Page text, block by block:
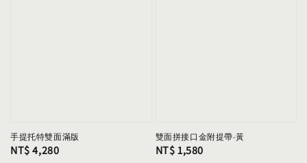
手提托特雙面滿版
Regular
NT$ 4,280
雙面拼接口金附提帶-黃
Regular
NT$ 1,580